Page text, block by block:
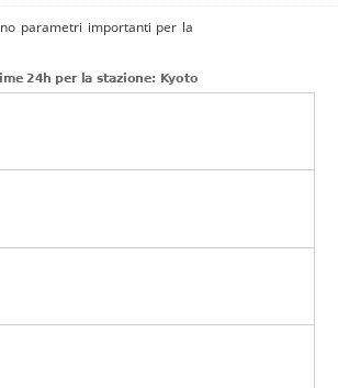
parametri importanti per la